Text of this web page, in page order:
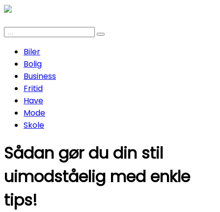
Biler
Bolig
Business
Fritid
Have
Mode
Skole
Sådan gør du din stil
uimodståelig med enkle
tips!